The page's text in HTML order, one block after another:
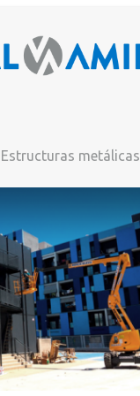
Estructuras metálicas